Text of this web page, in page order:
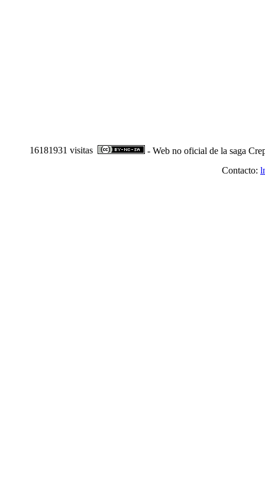
16181931 visitas
- Web no oficial de la saga
Contacto: